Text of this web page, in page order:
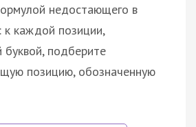
недостающего в
к каждой позиции,
буквой, подберите
позицию, обозначенную